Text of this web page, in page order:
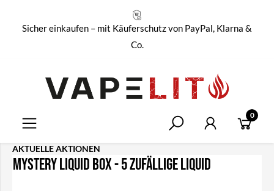
Sicher einkaufen – mit Käuferschutz von PayPal, Klarna &
Co.
0
AKTUELLE AKTIONEN
Mystery Liquid Box - 5 zufällige Liquid